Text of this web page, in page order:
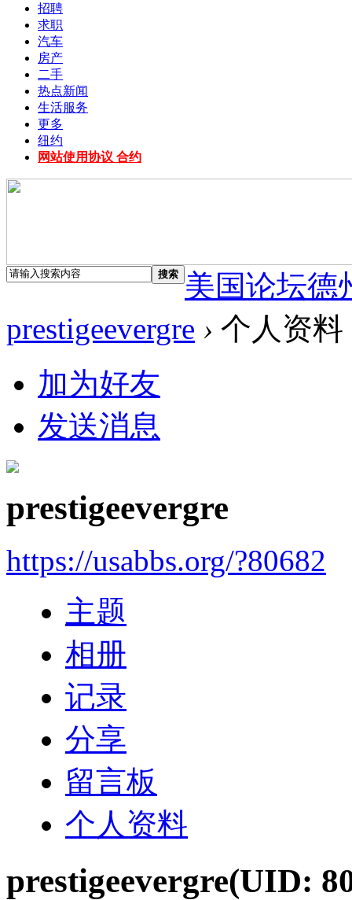
招聘
求职
汽车
房产
二手
热点新闻
生活服务
更多
纽约
网站使用协议 合约
搜索
美国论坛德
prestigeevergre › 个人资料
加为好友
发送消息
prestigeevergre
https://usabbs.org/?80682
主题
相册
记录
分享
留言板
个人资料
prestigeevergre(UID: